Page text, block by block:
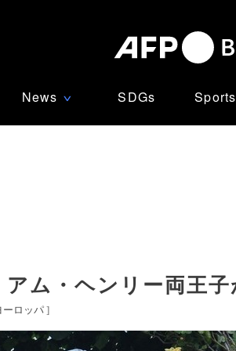
News ∨ SDGs Sports
ム・ヘンリー両王
ーロッパ]